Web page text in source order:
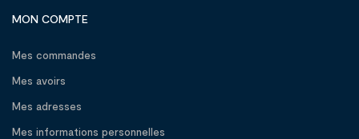
MON COMPTE
Mes commandes
Mes avoirs
Mes adresses
Mes informations personnelles